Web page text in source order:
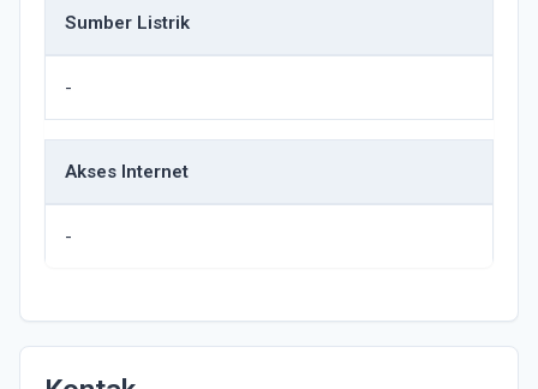
Sumber Listrik
-
Akses Internet
-